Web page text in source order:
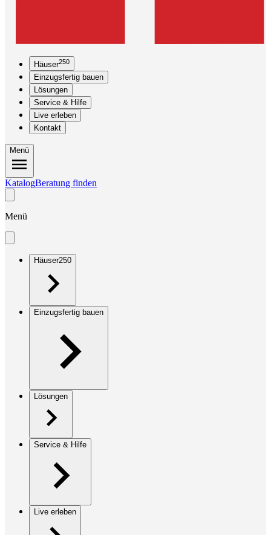
Häuser250
Einzugsfertig bauen
Lösungen
Service & Hilfe
Live erleben
Kontakt
Menü
KatalogBeratung finden
Menü
Häuser250
Einzugsfertig bauen
Lösungen
Service & Hilfe
Live erleben